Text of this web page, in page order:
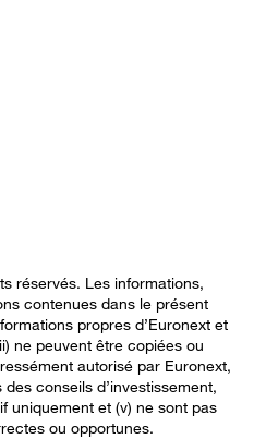
réservés. Les informations,
contenues dans le présent
propres d’Euronext et
ne peuvent être copiées ou
autorisé par Euronext,
conseils d’investissement,
uniquement et (v) ne sont pas
ou opportunes.